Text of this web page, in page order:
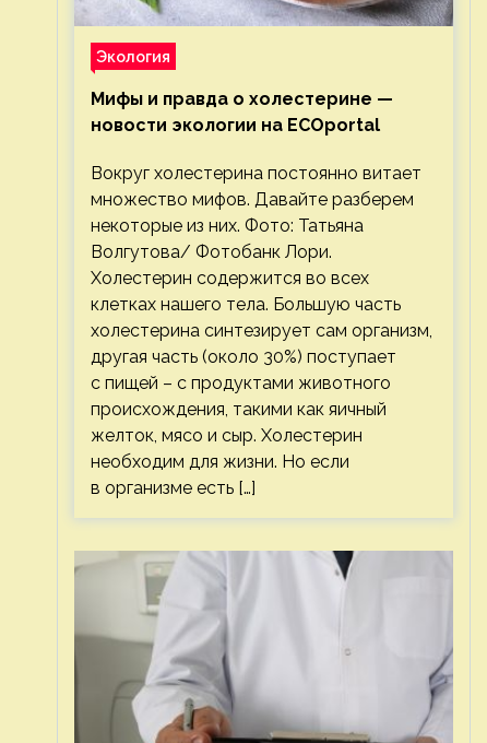
Экология
Мифы и правда о холестерине —
новости экологии на ECOportal
Вокруг холестерина постоянно витает
множество мифов. Давайте разберем
некоторые из них. Фото: Татьяна
Волгутова/ Фотобанк Лори.
Холестерин содержится во всех
клетках нашего тела. Большую часть
холестерина синтезирует сам организм,
другая часть (около 30%) поступает
с пищей – с продуктами животного
происхождения, такими как яичный
желток, мясо и сыр. Холестерин
необходим для жизни. Но если
в организме есть […]